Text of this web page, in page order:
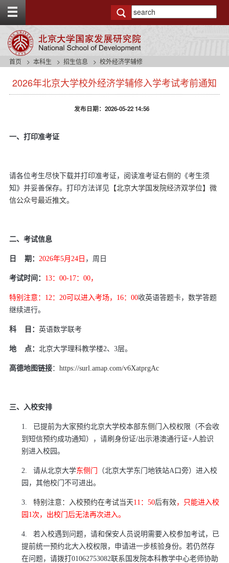
g
t
首页 本科生 招生信息 校外经济学辅修
2026年北京大学校外经济学辅修入学考试考前通知
发布日期：2026-05-22 14:56
一、打印准考证
请各位考生尽快下载并打印准考证，阅读准考证右侧的《考生须
知》并妥善保存。打印方法详见 【北京大学国发院经济双学位】微
信公众号最近推文。
二、考试信息
日 期： 2026年5月 24 日 ，周日
考试时间： 13： 00-17： 00，
特别注意： 12 ： 20可以进入考场， 16： 00收英语答题卡，数学答题
继续进行。
科 目： 英语数学联考
地 点： 北京大学理科教学楼2、 3层。
高德地图链接： https://surl.amap.com/v6XatprgAc
三、入校安排
1. 已提前为大家预约北京大学校本部东侧门 入校权限（不会收
到短信预约成功通知），请刷身份证/出示港澳通行证+人脸识
别进入校园。
2. 请从北京大学东侧门 （北京大学东门地铁站A口旁）进入校
园，其他校门不可进出。
3. 特别注意：入校预约在考试当天11 ： 50后有效，只能进入校
园 1 次，出校门后无法再次进入。
4.
若入校遇到问题，请和保安人员说明需要入校参加考试，已
提前统一预约北大入校权限，申请进一步核验身份。若仍然存
在问题，请拨打01062753082联系国发院本科教学中心老师协助